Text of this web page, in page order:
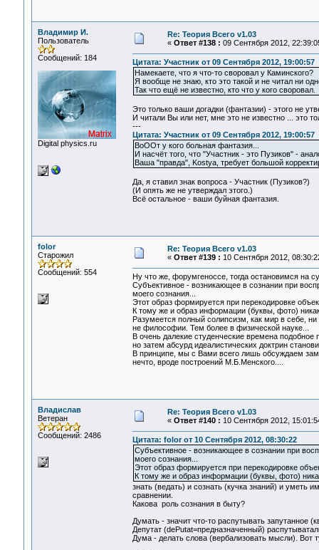
Владимир И.
Пользователь
Сообщений: 184
Digital physics.ru
Re: Теория Всего v1.03
« Ответ #138 : 09 Сентября 2012,
Цитата: Участник от 09 Сентября 2012, 19:00:57
Намекаете, что я что-то своровал у Каминского?
Я вообще не знаю, кто это такой и не читал ни
Так что ещё не известно, кто что у кого своровал.
Это только ваши догадки (фантазии) - этого не
И читали Вы или нет, мне это не известно ... это
---
Цитата: Участник от 09 Сентября 2012, 19:00:57
ВоООт у кого больная фантазия...
И насчёт того, что "Участник - это Пузиков" -
Ваша "правда", Kostya, требует большой
Да, я ставил знак вопроса - Участник (Пузиков?)
(И опять же не утверждал этого.)
Всё остальное - ваши буйная фантазия.
folor
Старожил
Сообщений: 554
Re: Теория Всего v1.03
« Ответ #139 : 10 Сентября 2012,
Ну что же, форумгеноссе, тогда остановимся на
Субъективное - возникающее в сознании при
моего сознания...
Этот образ формируется при перекодировке
К тому же и образ информации (буквы, фото)
Разумеется полный солипсизм, как мир в себе,
не философии. Тем более в физической науке...
В очень далекие студенческие времена
но затем абсурд идеалистических доктрин
В принципе, мы с Вами всего лишь обсуждаем
нечто, вроде построений М.Б.Менского....
Владислав
Ветеран
Сообщений: 2486
Re: Теория Всего v1.03
« Ответ #140 : 10 Сентября 2012,
Цитата: folor от 10 Сентября 2012, 08:30:22
Субъективное - возникающее в сознании при
моего сознания...
Этот образ формируется при перекодировке
К тому же и образ информации (буквы, фото)
знать (ведать) и сознать (кучка знаний) и уметь
сравнении.
Какова роль сознания в быту?
Думать - значит что-то распутывать запутанное
Депутат (dePutat=предназначенный)
Дума - делать слова (вербализовать мысли). Вот